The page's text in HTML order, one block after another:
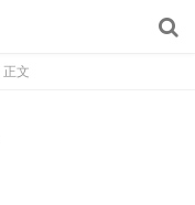
正文